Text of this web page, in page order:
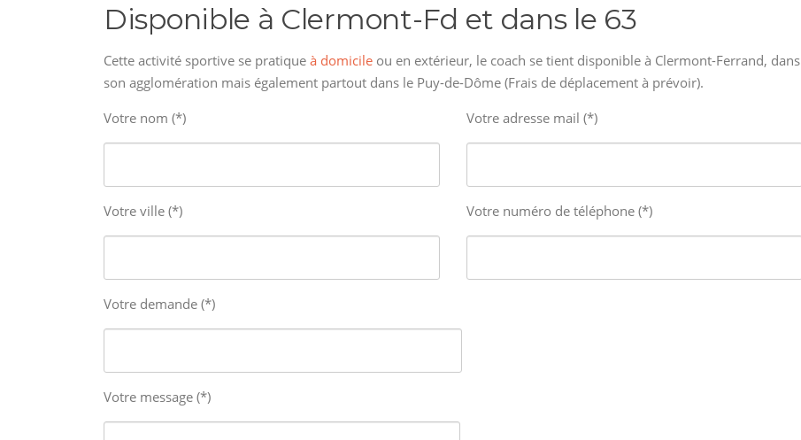
Disponible à Clermont-Fd et dans le 63
Cette activité sportive se pratique à domicile ou en extérieur, le coach se tient disponible à Clermont-Ferrand, dans
son agglomération mais également partout dans le Puy-de-Dôme (Frais de déplacement à prévoir).
Votre nom (*)
Votre adresse mail (*)
Votre ville (*) Votre numéro de téléphone (*)
Votre demande (*)
Votre message (*)